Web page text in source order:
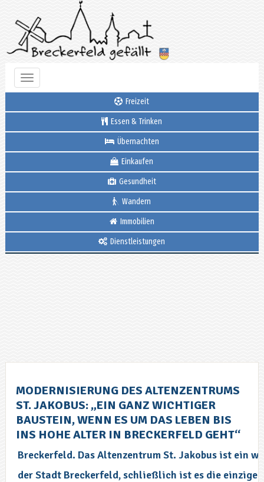
Toggle
navigation
Freizeit
Essen & Trinken
Übernachten
Einkaufen
Gesundheit
Wandern
Immobilien
Dienstleistungen
MODERNISIERUNG DES ALTENZENTRUMS
ST. JAKOBUS: „EIN GANZ WICHTIGER
BAUSTEIN, WENN ES UM DAS LEBEN BIS
INS HOHE ALTER IN BRECKERFELD GEHT“
Breckerfeld. Das Altenzentrum St. Jakobus ist ein
der Stadt Breckerfeld, schließlich ist es die